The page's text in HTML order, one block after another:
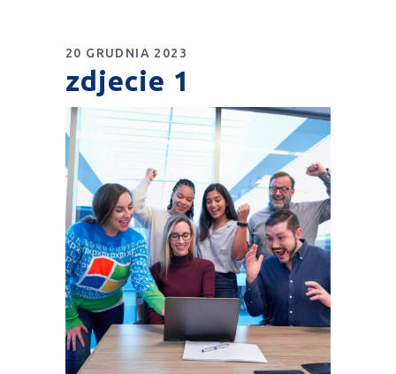
20 GRUDNIA 2023
zdjecie 1